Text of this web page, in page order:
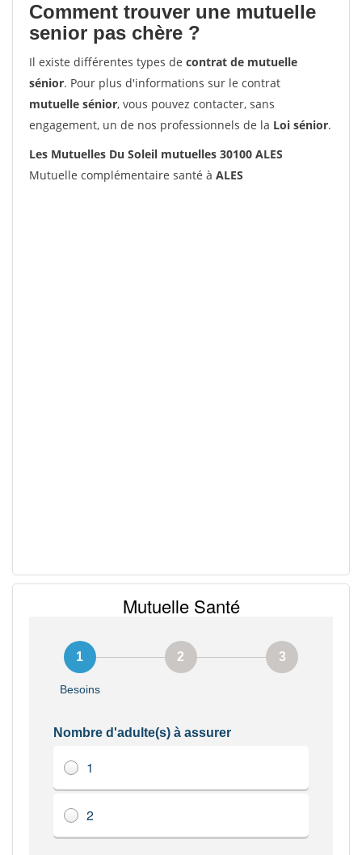
Comment trouver une mutuelle
senior pas chère ?
Il existe différentes types de contrat de mutuelle
sénior. Pour plus d'informations sur le contrat
mutuelle sénior, vous pouvez contacter, sans
engagement, un de nos professionnels de la Loi sénior.
Les Mutuelles Du Soleil mutuelles 30100 ALES
Mutuelle complémentaire santé à ALES